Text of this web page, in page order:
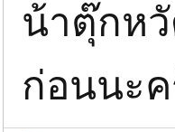
น้าตุ๊กห
ก่อนนะ